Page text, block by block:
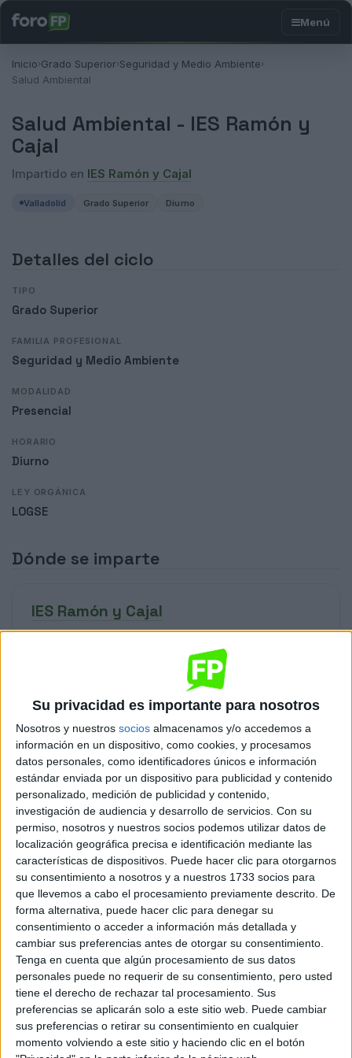
Su privacidad es importante para nosotros
Nosotros y nuestros socios almacenamos y/o accedemos a
información en un dispositivo, como cookies, y procesamos
datos personales, como identificadores únicos e información
estándar enviada por un dispositivo para publicidad y contenido
personalizado, medición de publicidad y contenido,
investigación de audiencia y desarrollo de servicios. Con su
permiso, nosotros y nuestros socios podemos utilizar datos de
localización geográfica precisa e identificación mediante las
características de dispositivos. Puede hacer clic para otorgarnos
su consentimiento a nosotros y a nuestros 1733 socios para
que llevemos a cabo el procesamiento previamente descrito. De
forma alternativa, puede hacer clic para denegar su
consentimiento o acceder a información más detallada y
cambiar sus preferencias antes de otorgar su consentimiento.
Tenga en cuenta que algún procesamiento de sus datos
personales puede no requerir de su consentimiento, pero usted
tiene el derecho de rechazar tal procesamiento. Sus
preferencias se aplicarán solo a este sitio web. Puede cambiar
sus preferencias o retirar su consentimiento en cualquier
momento volviendo a este sitio y haciendo clic en el botón
Inicio›Grado Superior›Seguridad y Medio Ambiente›
Salud Ambiental
Salud Ambiental - IES Ramón y
Cajal
Impartido en IES Ramón y Cajal
Valladolid Grado Superior Diurno
Detalles del ciclo
TIPO
Grado Superior
FAMILIA PROFESIONAL
Seguridad y Medio Ambiente
MODALIDAD
Presencial
HORARIO
Diurno
LEY ORGÁNICA
LOGSE
Dónde se imparte
IES Ramón y Cajal
Sede
PASEO DE JUAN CARLOS I, 22
47013 Valladolid, Valladolid
+
-
| OSM Mapnik
Explora más
¿No es exactamente lo que buscas? Estas son las
alternativas más relevantes.